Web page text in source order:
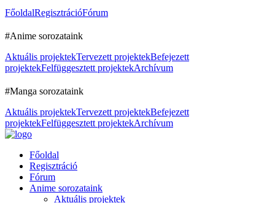
FőoldalRegisztrációFórum
#Anime sorozataink
Aktuális projektekTervezett projektekBefejezett
projektekFelfüggesztett projektekArchívum
#Manga sorozataink
Aktuális projektekTervezett projektekBefejezett
projektekFelfüggesztett projektekArchívum
Főoldal
Regisztráció
Fórum
Anime sorozataink
Aktuális projektek